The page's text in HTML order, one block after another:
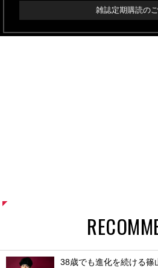
雑誌定期購読の
38歳でも進化を続ける篠